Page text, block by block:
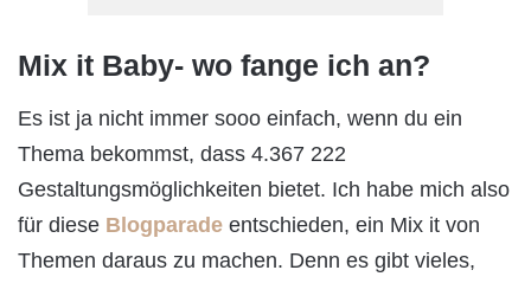
Mix it Baby- wo fange ich an?
Es ist ja nicht immer sooo einfach, wenn du ein
Thema bekommst, dass 4.367 222
Gestaltungsmöglichkeiten bietet. Ich habe mich also
für diese Blogparade entschieden, ein Mix it von
Themen daraus zu machen. Denn es gibt vieles,